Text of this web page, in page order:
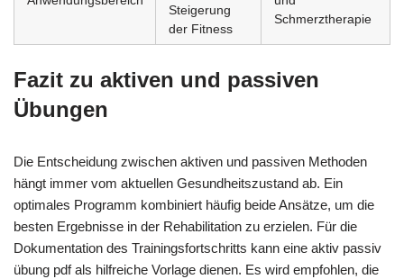
Steigerung
der Fitness
Schmerztherapie
Fazit zu aktiven und passiven
Übungen
Die Entscheidung zwischen aktiven und passiven Methoden
hängt immer vom aktuellen Gesundheitszustand ab. Ein
optimales Programm kombiniert häufig beide Ansätze, um die
besten Ergebnisse in der Rehabilitation zu erzielen. Für die
Dokumentation des Trainingsfortschritts kann eine aktiv passiv
übung pdf als hilfreiche Vorlage dienen. Es wird empfohlen, die